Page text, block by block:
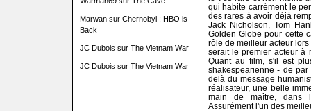
Marwansur Chernobyl : HBO is
Back
JC Dubois sur The Vietnam War
JC Dubois sur The Vietnam War
qui habite carrément le
des rares à avoir déjà
Jack Nicholson, Tom
Golden Globe pour cette
rôle de meilleur acteur
serait le premier acteur à
Quant au film, s'il est
shakespearienne - de
delà du message
réalisateur, une belle
main de maître, dans
Assurément l'un des